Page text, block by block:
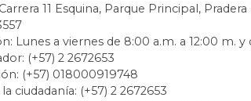
11 Esquina, Parque Principal, Pradera
Lunes a viernes de 8:00 a.m. a 12:00 m.
(+57) 2 2672653
(+57) 018000919748
ciudadanía: (+57) 2 2672653